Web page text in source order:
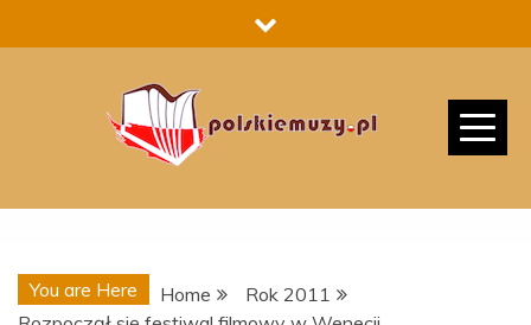
to
You are Here Home
Rok 2011